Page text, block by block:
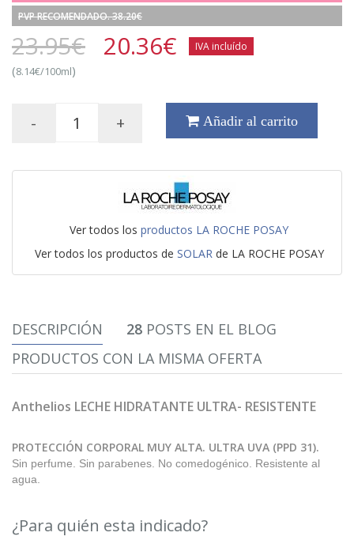
PVP RECOMENDADO. 38.20€
23.95€ 20.36€ IVA incluído
(8.14€/100ml)
- + Añadir al carrito
Ver todos los productos LA ROCHE POSAY
Ver todos los productos de SOLARde LA ROCHE POSAY
DESCRIPCIÓN 28 POSTS EN EL BLOG
PRODUCTOS CON LA MISMA OFERTA
Anthelios LECHE HIDRATANTE ULTRA- RESISTENTE
PROTECCIÓN CORPORAL MUY ALTA. ULTRA UVA (PPD 31).
Sin perfume. Sin parabenes. No comedogénico. Resistente al
agua.
¿Para quién esta indicado?